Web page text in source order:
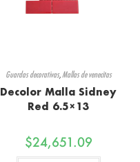
Guardas decorativas,Mallas de venecitas
Decolor Malla Sidney
Red 6.5×13
$24,651.09